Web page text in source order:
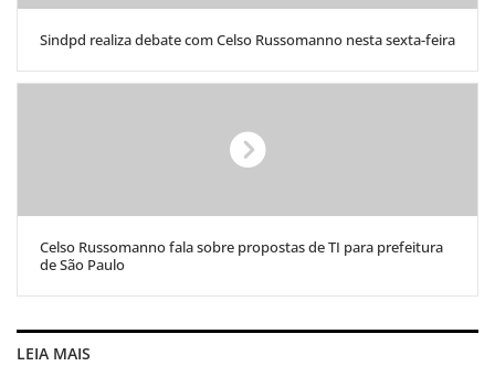
Sindpd realiza debate com Celso Russomanno nesta sexta-feira
Celso Russomanno fala sobre propostas de TI para prefeitura
de São Paulo
LEIA MAIS